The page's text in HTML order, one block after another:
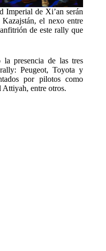
Imperial de Xi’an serán
el nexo entre
de este rally que
presencia de las tres
Peugeot, Toyota y
por pilotos como
Attiyah, entre otros.